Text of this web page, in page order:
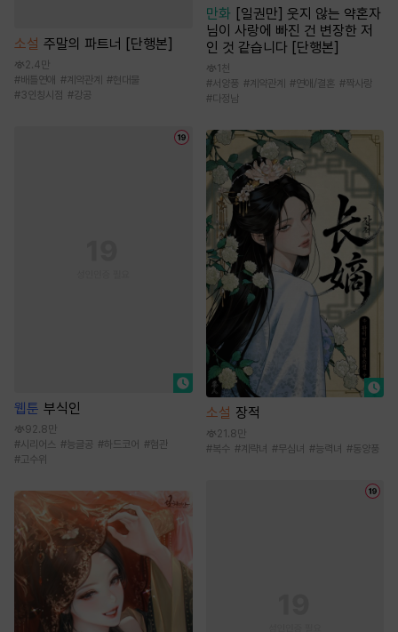
소설 주말의 파트너 [단행본]
2.4만
#배틀연애 # 계약관계 #현대물
#3인칭시점 #강공
웹툰 부식인
92.8만
#시리어스 #능글공 #하드코어 #혐관
#고수위
만화 [일권만] 웃지 않는 약혼자
님이 사랑에 빠진 건 변장한 저
인 것 같습니다 [단행본]
1천
#서양풍 #계약관계 #연애/결혼 #짝사랑
#다정남
소설 장적
21.8만
#복수 #계략녀 #무심녀 #능력녀 #동양풍